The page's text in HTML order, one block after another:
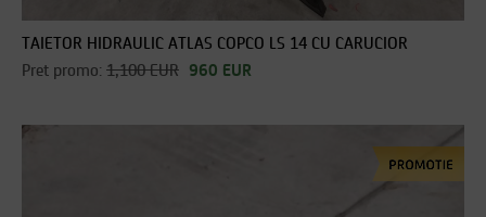
TAIETOR HIDRAULIC ATLAS COPCO LS 14 CU CARUCIOR
Pret promo: 1,100 EUR 960 EUR